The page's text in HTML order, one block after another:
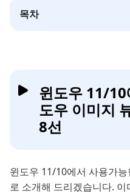
목차
윈도우 11/10
도우 이미지
8선
윈도우 11/10에서 사용가
로 소개해 드리겠습니다.